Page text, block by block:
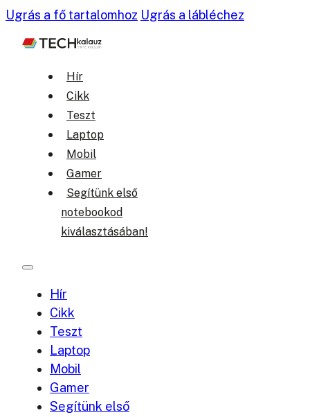
Ugrás a fő tartalomhoz Ugrás a lábléchez
Hír
Cikk
Teszt
Laptop
Mobil
Gamer
Segítünk első
notebookod
kiválasztásában!
Hír
Cikk
Teszt
Laptop
Mobil
Gamer
Segítünk első